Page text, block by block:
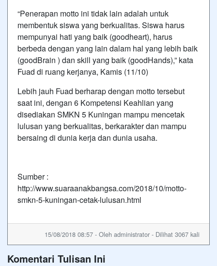
“Penerapan motto ini tidak lain adalah untuk
membentuk siswa yang berkualitas. Siswa harus
mempunyai hati yang baik (goodheart), harus
berbeda dengan yang lain dalam hal yang lebih baik
(goodBrain ) dan skill yang baik (goodHands),” kata
Fuad di ruang kerjanya, Kamis (11/10)
Lebih jauh Fuad berharap dengan motto tersebut
saat ini, dengan 6 Kompetensi Keahlian yang
disediakan SMKN 5 Kuningan mampu mencetak
lulusan yang berkualitas, berkarakter dan mampu
bersaing di dunia kerja dan dunia usaha.
Sumber :
http://www.suaraanakbangsa.com/2018/10/motto-
smkn-5-kuningan-cetak-lulusan.html
15/08/2018 08:57 - Oleh administrator - Dilihat 3067 kali
Komentari Tulisan Ini